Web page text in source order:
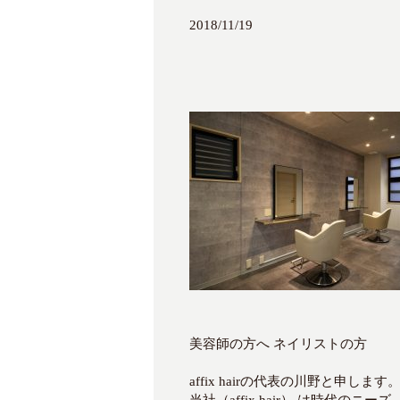
2018/11/19
美容師の方へ ネイリストの方
affix hairの代表の川野と申しま